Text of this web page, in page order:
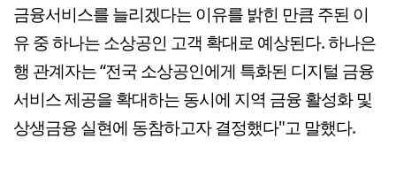
금융서비스를 늘리겠다는 이유를 밝힌 만큼 주된 이
유 중 하나는 소상공인 고객 확대로 예상된다. 하나은
행 관계자는 “전국 소상공인에게 특화된 디지털 금융
서비스 제공을 확대하는 동시에 지역 금융 활성화 및
상생금융 실현에 동참하고자 결정했다"고 말했다.